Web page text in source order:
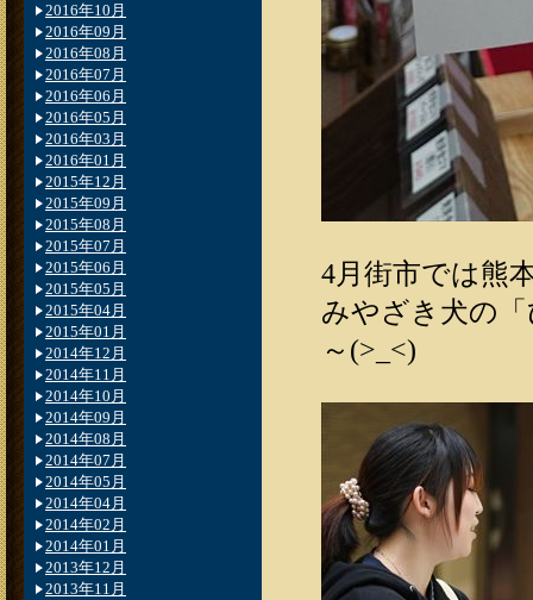
4月街市では熊
みやざき犬の
～(>_<)
2016年10月
2016年09月
2016年08月
2016年07月
2016年06月
2016年05月
2016年03月
2016年01月
2015年12月
2015年09月
2015年08月
2015年07月
2015年06月
2015年05月
2015年04月
2015年01月
2014年12月
2014年11月
2014年10月
2014年09月
2014年08月
2014年07月
2014年05月
2014年04月
2014年02月
2014年01月
2013年12月
2013年11月